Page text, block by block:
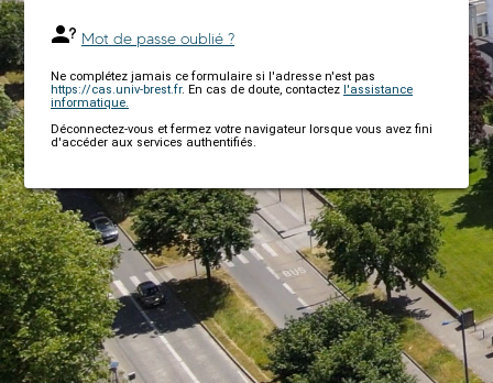
Mot de passe oublié ?
Ne complétez jamais ce formulaire si l'adresse n'est pas
https://cas.univ-brest.fr. En cas de doute, contactez l'assistance
informatique.
Déconnectez-vous et fermez votre navigateur lorsque vous avez fini
d'accéder aux services authentifiés.